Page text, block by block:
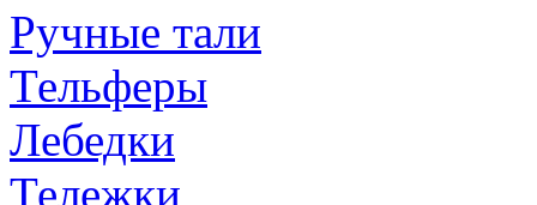
Ручные тали
Тельферы
Лебедки
Тележки